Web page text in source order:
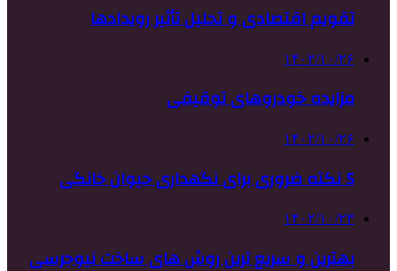
تقویم اقتصادی و تحلیل تأثیر رویدادها
۱۴۰۲/۱۰/۲۶
مزایده خودروهای توقیفی
۱۴۰۲/۱۰/۲۶
5 نکته ضروری برای نگهداری حیوان خانگی
۱۴۰۲/۱۰/۲۳
بهترین و سریع ترین روش های ساخت نیوجرسی